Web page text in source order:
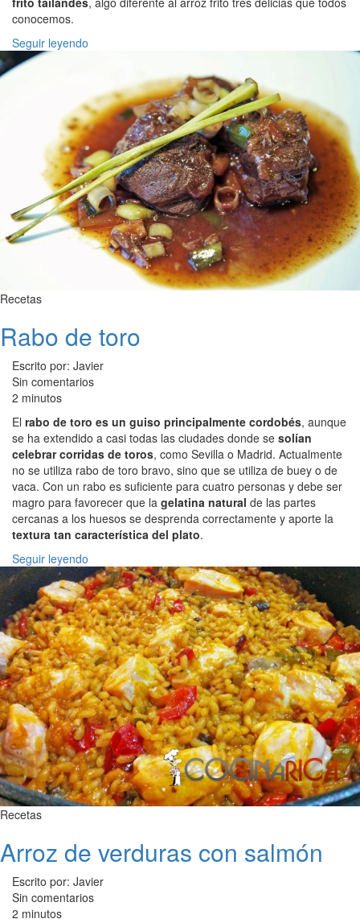
conocemos.
Seguir leyendo
Recetas
Rabo de toro
Escrito por: Javier
Sin comentarios
2 minutos
El rabo de toro es un guiso principalmente cordobés, aunque
se ha extendido a casi todas las ciudades donde se solían
celebrar corridas de toros, como Sevilla o Madrid. Actualmente
no se utiliza rabo de toro bravo, sino que se utiliza de buey o de
vaca. Con un rabo es suficiente para cuatro personas y debe ser
magro para favorecer que la gelatina natural de las partes
cercanas a los huesos se desprenda correctamente y aporte la
textura tan característica del plato.
Seguir leyendo
Recetas
Arroz de verduras con salmón
Escrito por: Javier
Sin comentarios
2 minutos